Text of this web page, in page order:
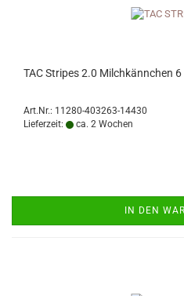
TAC Stripes 2.0 Milchkännchen 6
Art.Nr.: 11280-403263-14430
Lieferzeit:
ca. 2 Wochen
IN DEN